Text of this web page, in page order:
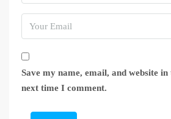
Save my name, email, and website
next time I comment.